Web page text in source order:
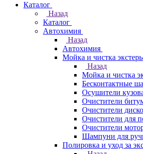
Каталог
Назад
Каталог
Автохимия
Назад
Автохимия
Мойка и чистка
Назад
Мойка и чистка
Бесконтактные
Осушители
Очистители
Очистители
Очистители для
Очистители
Шампуни для
Полировка и уход за